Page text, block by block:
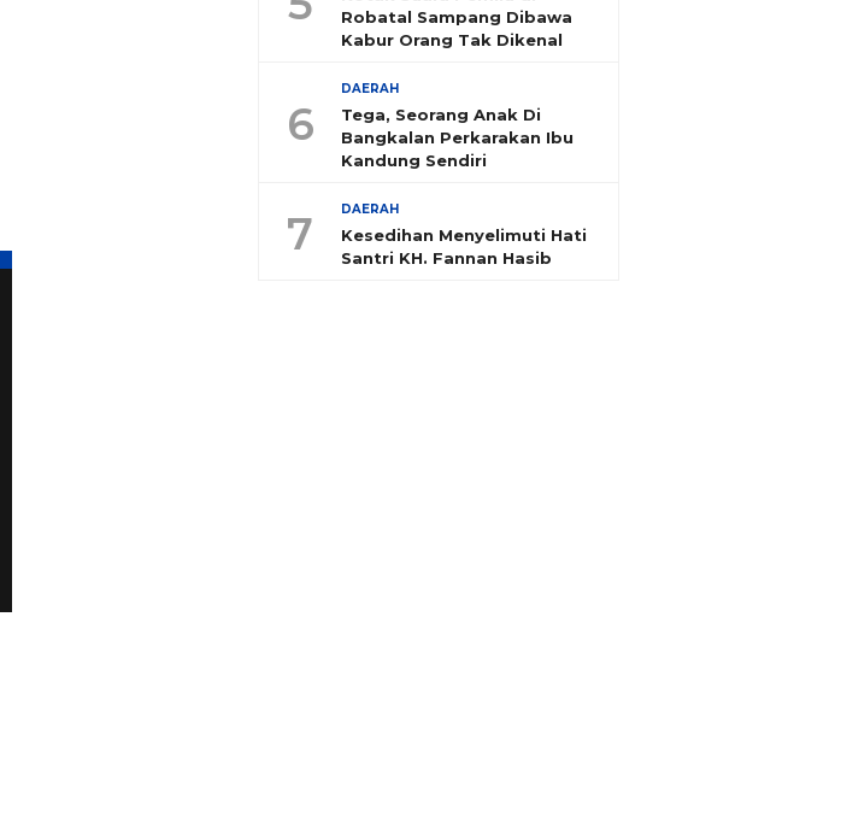
Robatal Sampang Dibawa
Kabur Orang Tak Dikenal
6
DAERAH
Tega, Seorang Anak Di
Bangkalan Perkarakan Ibu
Kandung Sendiri
7 DAERAH
Kesedihan Menyelimuti Hati
Santri KH. Fannan Hasib